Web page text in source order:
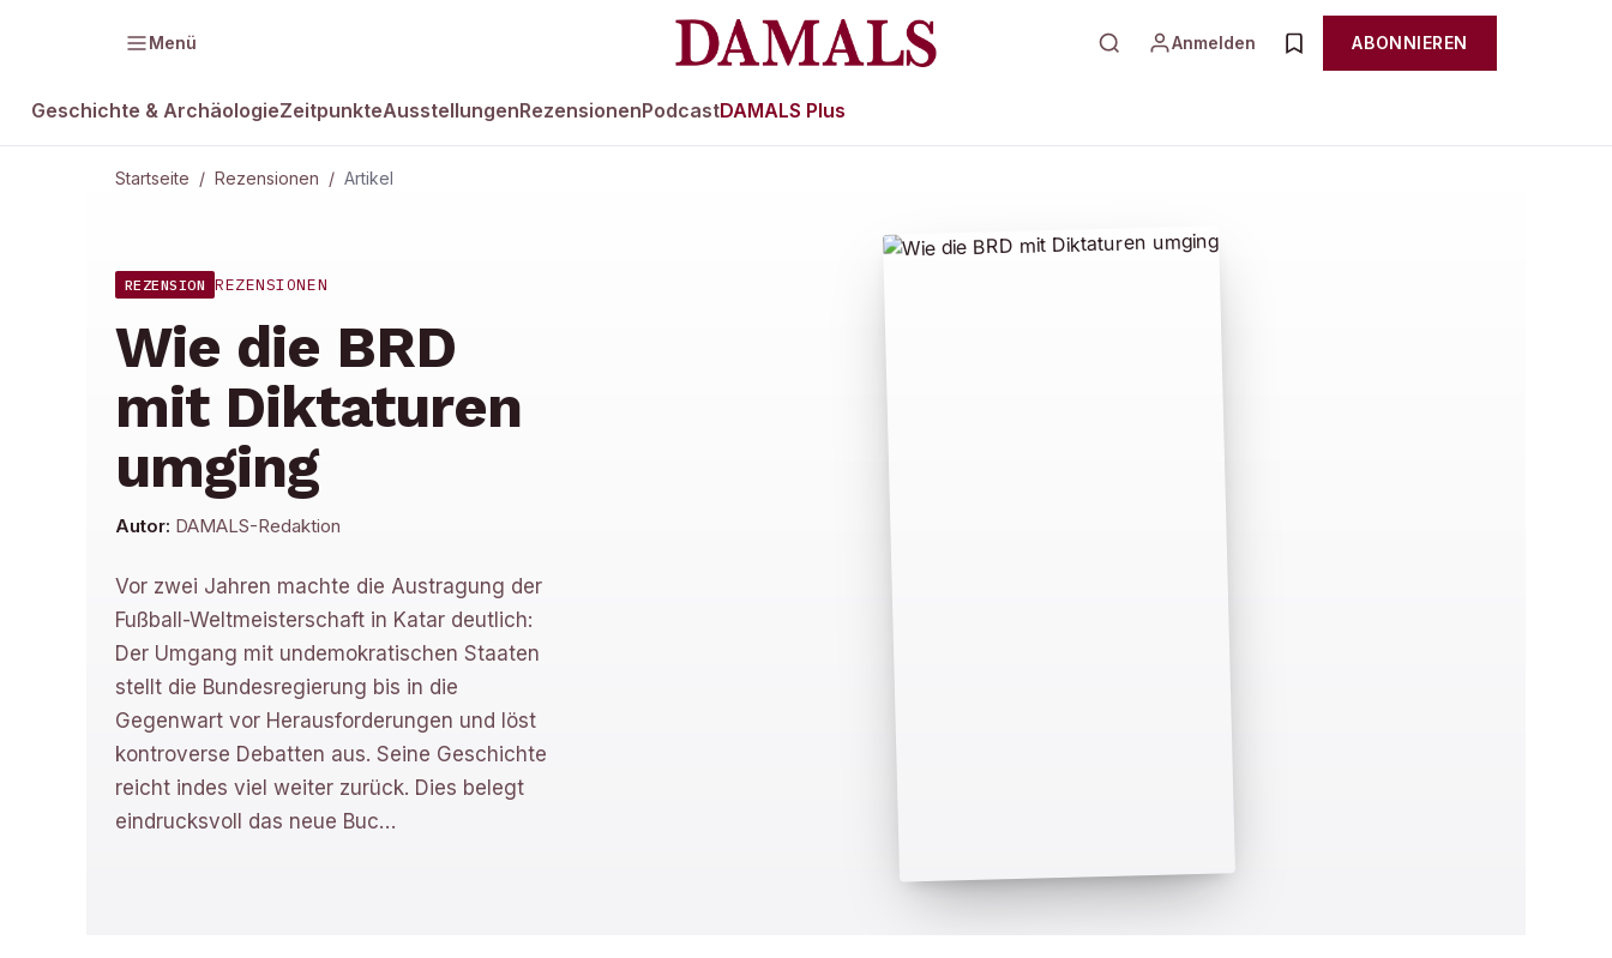
Menü Anmelden ABONNIEREN
Geschichte & ArchäologieZeitpunkteAusstellungenRezensionenPodcastDAMALS Plus
Startseite / Rezensionen / Artikel
REZENSION REZENSIONEN
Wie die BRD
mit Diktaturen
umging
Autor: DAMALS-Redaktion
Vor zwei Jahren machte die Austragung der
Fußball-Weltmeisterschaft in Katar deutlich:
Der Umgang mit undemokratischen Staaten
stellt die Bundesregierung bis in die
Gegenwart vor Herausforderungen und löst
kontroverse Debatten aus. Seine Geschichte
reicht indes viel weiter zurück. Dies belegt
eindrucksvoll das neue Buc…